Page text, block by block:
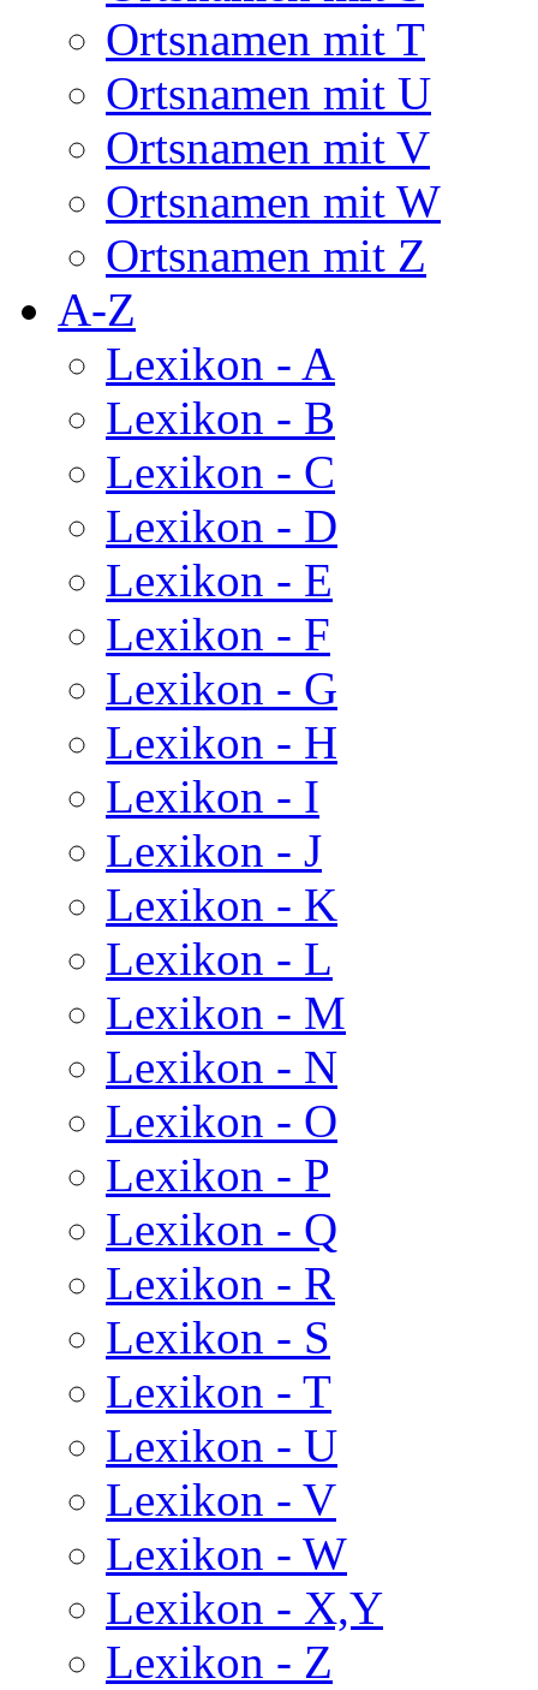
Ortsnamen mit T
Ortsnamen mit U
Ortsnamen mit V
Ortsnamen mit W
Ortsnamen mit Z
A-Z
Lexikon - A
Lexikon - B
Lexikon - C
Lexikon - D
Lexikon - E
Lexikon - F
Lexikon - G
Lexikon - H
Lexikon - I
Lexikon - J
Lexikon - K
Lexikon - L
Lexikon - M
Lexikon - N
Lexikon - O
Lexikon - P
Lexikon - Q
Lexikon - R
Lexikon - S
Lexikon - T
Lexikon - U
Lexikon - V
Lexikon - W
Lexikon - X,Y
Lexikon - Z